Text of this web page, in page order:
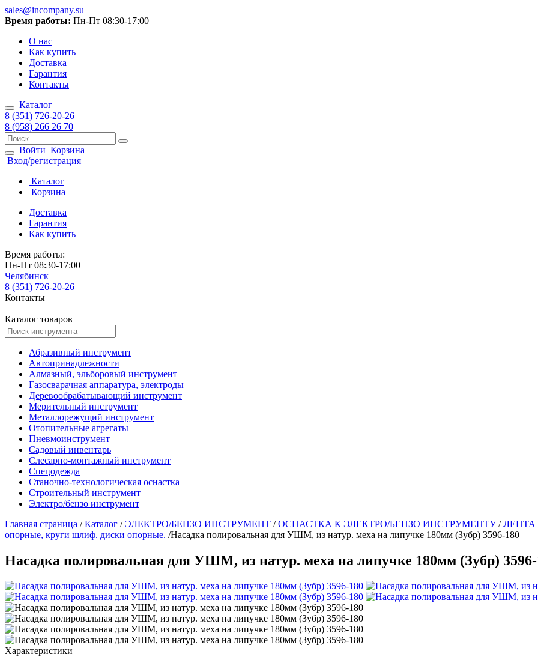
sales@incompany.su
Время работы: Пн-Пт 08:30-17:00
О нас
Как купить
Доставка
Гарантия
Контакты
Каталог
8 (351) 726-20-26
8 (958) 266 26 70
Войти Корзина
Вход/регистрация
Каталог
Корзина
Доставка
Гарантия
Как купить
Время работы:
Пн-Пт 08:30-17:00
Челябинск
8 (351) 726-20-26
Контакты
Каталог товаров
Абразивный инструмент
Автопринадлежности
Алмазный, эльборовый инструмент
Газосварачная аппаратура, электроды
Деревообрабатывающий инструмент
Мерительный инструмент
Металлорежущий инструмент
Отопительные агрегаты
Пневмоинструмент
Садовый инвентарь
Слесарно-монтажный инструмент
Спецодежда
Станочно-технологическая оснастка
Строительный инструмент
Электро/бензо инструмент
Главная страница / Каталог / ЭЛЕКТРО/БЕНЗО ИНСТРУМЕНТ / ОСНАСТКА К ЭЛЕКТРО/БЕНЗО ИНСТРУМЕНТУ/ ЛЕНТА
опорные, круги шлиф. диски опорные. /Насадка полировальная для УШМ, из натур. меха на липучке 180мм (Зубр) 3596-180
Насадка полировальная для УШМ, из натур. меха на липучке 180мм (Зубр) 3596-
Характеристики